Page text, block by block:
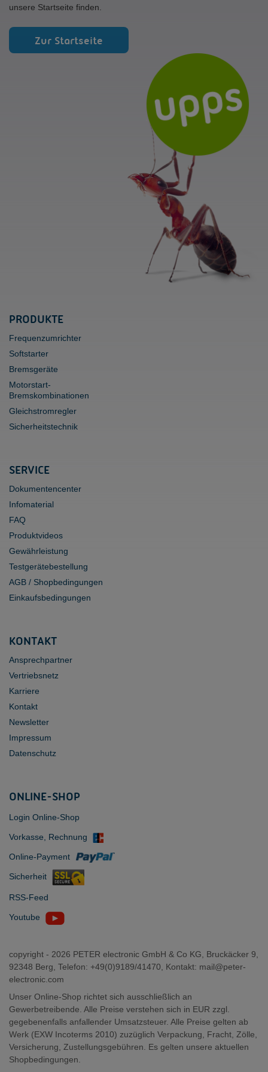
unsere Startseite finden.
Zur Startseite
PRODUKTE
Frequenzumrichter
Softstarter
Bremsgeräte
Motorstart-
Bremskombinationen
Gleichstromregler
Sicherheitstechnik
SERVICE
Dokumentencenter
Infomaterial
FAQ
Produktvideos
Gewährleistung
Testgerätebestellung
AGB / Shopbedingungen
Einkaufsbedingungen
KONTAKT
Ansprechpartner
Vertriebsnetz
Karriere
Kontakt
Newsletter
Impressum
Datenschutz
ONLINE-SHOP
Login Online-Shop
Vorkasse, Rechnung
Online-Payment
Sicherheit
RSS-Feed
Youtube
copyright - 2026 PETER electronic GmbH & Co KG, Bruckäcker 9,
92348 Berg, Telefon: +49(0)9189/41470, Kontakt: mail@peter-
electronic.com
Unser Online-Shop richtet sich ausschließlich an
Gewerbetreibende. Alle Preise verstehen sich in EUR zzgl.
gegebenenfalls anfallender Umsatzsteuer. Alle Preise gelten ab
Werk (EXW Incoterms 2010) zuzüglich Verpackung, Fracht, Zölle,
Versicherung, Zustellungsgebühren. Es gelten unsere aktuellen
Shopbedingungen.